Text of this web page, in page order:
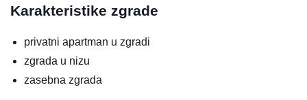
Karakteristike zgrade
privatni apartman u zgradi
zgrada u nizu
zasebna zgrada